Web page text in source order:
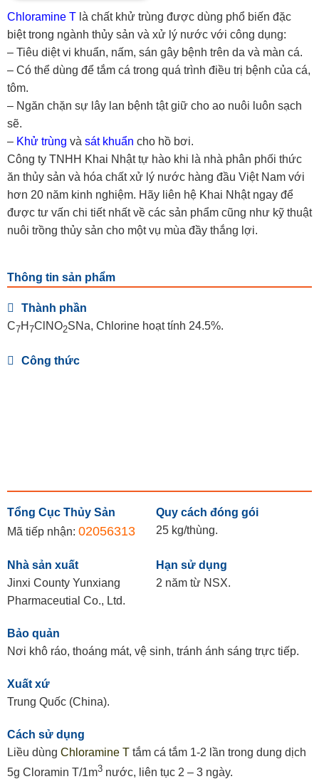
Chloramine Tlà chất khử trùng được dùng phổ biến đặc
biệt trong ngành thủy sản và xử lý nước với công dụng:
– Tiêu diệt vi khuẩn, nấm, sán gây bệnh trên da và màn cá.
– Có thể dùng để tắm cá trong quá trình điều trị bệnh của cá,
tôm.
– Ngăn chặn sự lây lan bệnh tật giữ cho ao nuôi luôn sạch
sẽ.
– Khử trùng và sát khuẩn cho hồ bơi.
Công ty TNHH Khai Nhật tự hào khi là nhà phân phối thức
ăn thủy sản và hóa chất xử lý nước hàng đầu Việt Nam với
hơn 20 năm kinh nghiệm. Hãy liên hệ Khai Nhật ngay để
được tư vấn chi tiết nhất về các sản phẩm cũng như kỹ thuật
nuôi trồng thủy sản cho một vụ mùa đầy thắng lợi.
Thông tin sản phẩm
Thành phần
C7H 7ClNO2SNa, Chlorine hoạt tính 24.5%.
Công thức
Tổng Cục Thủy Sản
Mã tiếp nhận: 02056313
Quy cách đóng gói
25 kg/thùng.
Nhà sản xuất
Jinxi County Yunxiang
Pharmaceutial Co., Ltd.
Hạn sử dụng
2 năm từ NSX.
Bảo quản
Nơi khô ráo, thoáng mát, vệ sinh, tránh ánh sáng trực tiếp.
Xuất xứ
Trung Quốc (China).
Cách sử dụng
Liều dùng Chloramine Ttắm cá tắm 1-2 lần trong dung dịch
5g Cloramin T/1m3nước, liên tục 2 – 3 ngày.